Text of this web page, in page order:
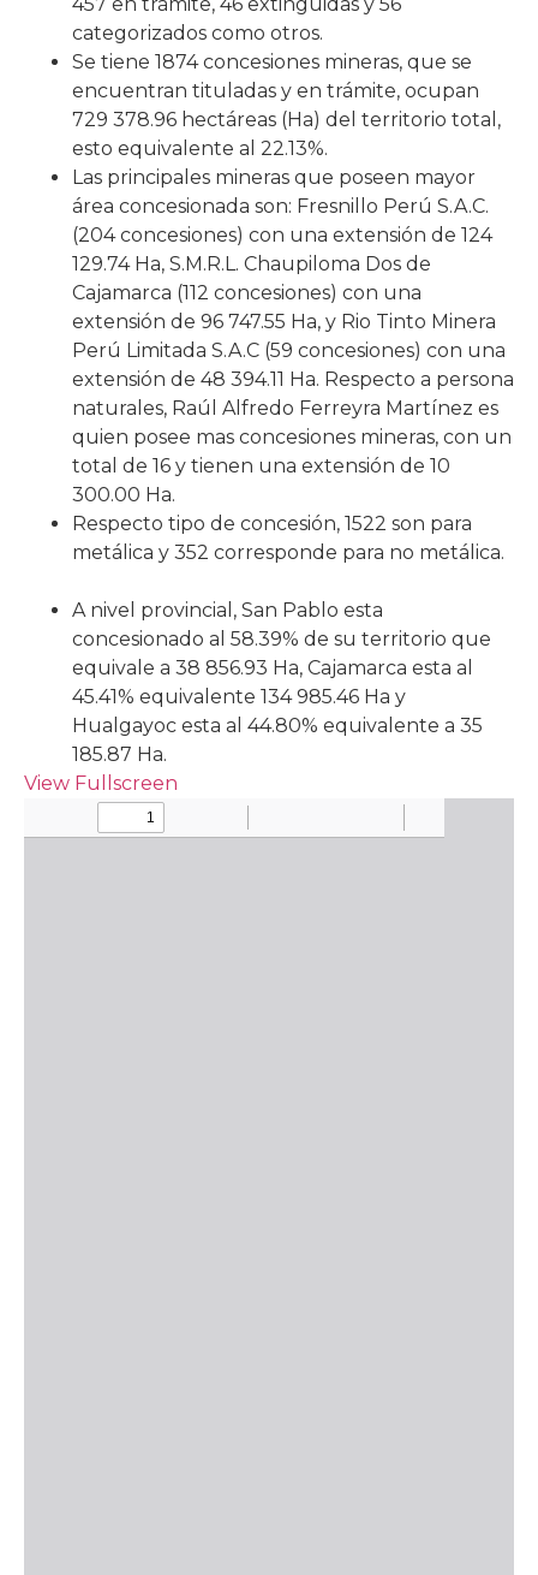
categorizados como otros.
Se tiene 1874 concesiones mineras, que se
encuentran tituladas y en trámite, ocupan
729 378.96 hectáreas (Ha) del territorio total,
esto equivalente al 22.13%.
Las principales mineras que poseen mayor
área concesionada son: Fresnillo Perú S.A.C.
(204 concesiones) con una extensión de 124
129.74 Ha, S.M.R.L. Chaupiloma Dos de
Cajamarca (112 concesiones) con una
extensión de 96 747.55 Ha, y Rio Tinto Minera
Perú Limitada S.A.C (59 concesiones) con una
extensión de 48 394.11 Ha. Respecto a persona
naturales, Raúl Alfredo Ferreyra Martínez es
quien posee mas concesiones mineras, con un
total de 16 y tienen una extensión de 10
300.00 Ha.
Respecto tipo de concesión, 1522 son para
metálica y 352 corresponde para no metálica.
A nivel provincial, San Pablo esta
concesionado al 58.39% de su territorio que
equivale a 38 856.93 Ha, Cajamarca esta al
45.41% equivalente 134 985.46 Ha y
Hualgayoc esta al 44.80% equivalente a 35
185.87 Ha.
View Fullscreen